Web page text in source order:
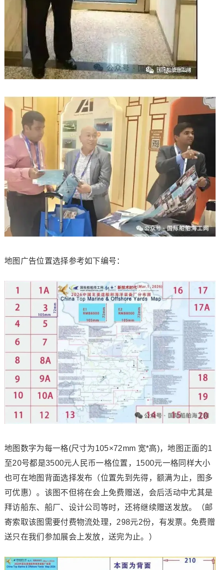
地图广告位置选择参考如下编号：
地图数字为每一格(尺寸为105×72mm 宽*高)，地图正面的1
至20号都是3500元人民币一格位置，1500元一格同样大小
也可在地图背面选择发布（位置先到先得，额满为止，图多
可优惠）。该图不但将在会上免费赠送，会后活动中尤其是
拜访船东、船厂、设计公司等时，还将继续赠送发放。（邮
寄索取该图需要付费物流处理，298元2份，有发票。免费赠
送只在我们参加展会上发放，送完为止。）